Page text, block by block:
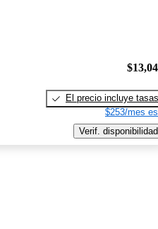
El precio incluye tasas
$253/mes
Verif. disponibilidad